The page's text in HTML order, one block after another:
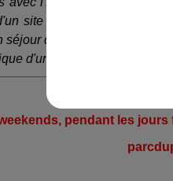
site à l'autre autant de
séjour de détente vous
d'un site à l'autre.
pendant les